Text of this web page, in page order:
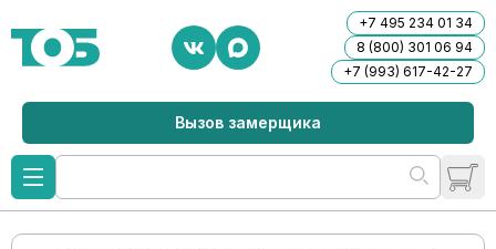
+7 495 234 01 34
8 (800) 301 06 94
+7 (993) 617-42-27
Вызов замерщика